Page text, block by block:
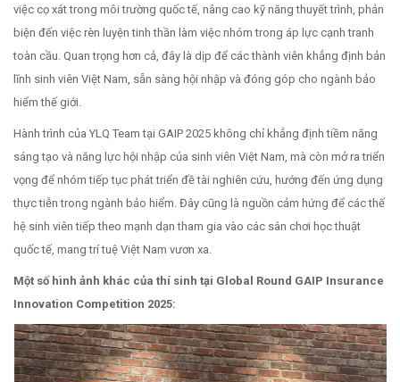
việc cọ xát trong môi trường quốc tế, nâng cao kỹ năng thuyết trình, phản
biện đến việc rèn luyện tinh thần làm việc nhóm trong áp lực cạnh tranh
toàn cầu. Quan trọng hơn cả, đây là dịp để các thành viên khẳng định bản
lĩnh sinh viên Việt Nam, sẵn sàng hội nhập và đóng góp cho ngành bảo
hiểm thế giới.
Hành trình của YLQ Team tại GAIP 2025 không chỉ khẳng định tiềm năng
sáng tạo và năng lực hội nhập của sinh viên Việt Nam, mà còn mở ra triển
vọng để nhóm tiếp tục phát triển đề tài nghiên cứu, hướng đến ứng dụng
thực tiễn trong ngành bảo hiểm. Đây cũng là nguồn cảm hứng để các thế
hệ sinh viên tiếp theo mạnh dạn tham gia vào các sân chơi học thuật
quốc tế, mang trí tuệ Việt Nam vươn xa.
Một số hình ảnh khác của thí sinh tại Global Round GAIP Insurance
Innovation Competition 2025: